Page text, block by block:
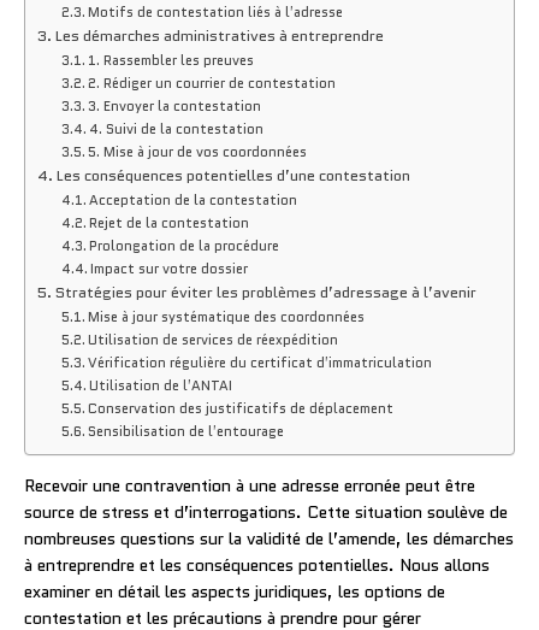
Motifs de contestation liés à l’adresse
Les démarches administratives à entreprendre
1. Rassembler les preuves
2. Rédiger un courrier de contestation
3. Envoyer la contestation
4. Suivi de la contestation
5. Mise à jour de vos coordonnées
Les conséquences potentielles d’une contestation
Acceptation de la contestation
Rejet de la contestation
Prolongation de la procédure
Impact sur votre dossier
Stratégies pour éviter les problèmes d’adressage à l’avenir
Mise à jour systématique des coordonnées
Utilisation de services de réexpédition
Vérification régulière du certificat d’immatriculation
Utilisation de l’ANTAI
Conservation des justificatifs de déplacement
Sensibilisation de l’entourage
Recevoir une contravention à une adresse erronée peut être
source de stress et d’interrogations. Cette situation soulève de
nombreuses questions sur la validité de l’amende, les démarches
à entreprendre et les conséquences potentielles. Nous allons
examiner en détail les aspects juridiques, les options de
contestation et les précautions à prendre pour gérer